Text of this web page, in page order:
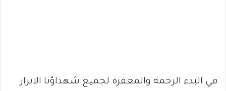
في البدء الرحمه والمغفرة لجميع شهداؤنا الابرار